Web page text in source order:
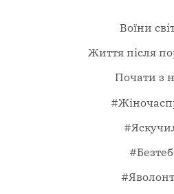
Воїни
Життя після
Почати з